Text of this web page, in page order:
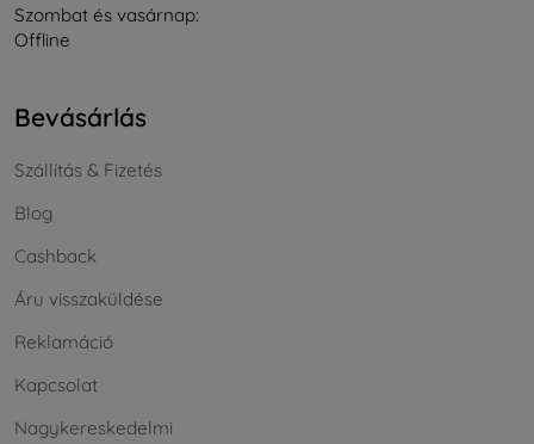
Szombat és vasárnap:
Offline
Bevásárlás
Szállítás & Fizetés
Blog
Cashback
Áru visszaküldése
Reklamáció
Kapcsolat
Nagykereskedelmi